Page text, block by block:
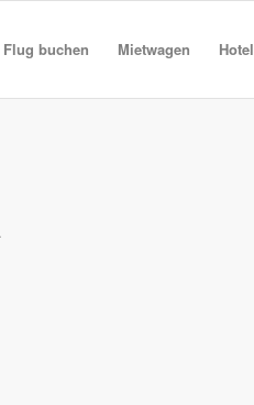
Flug buchen Mietwagen Hotel